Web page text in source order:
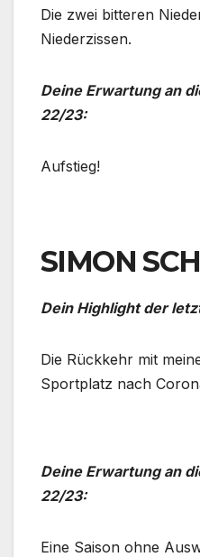
Die zwei bitteren
Niederzissen.
Deine Erwartung an
22/23:
Aufstieg!
SIMON
Dein Highlight der
Die Rückkehr mit
Sportplatz nach
Deine Erwartung an
22/23:
Eine Saison ohne